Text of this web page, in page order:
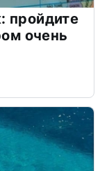
пройдите
очень